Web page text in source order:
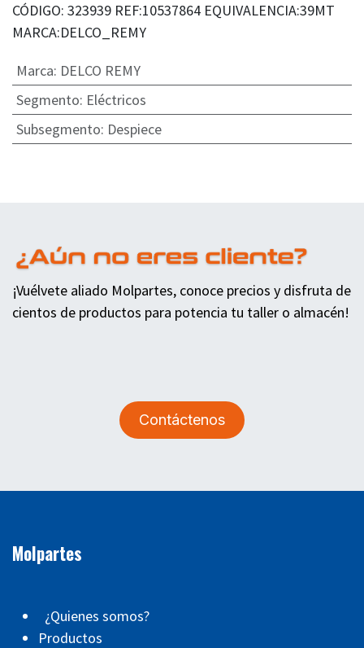
CÓDIGO: 323939 REF:10537864 EQUIVALENCIA:39MT
MARCA:DELCO_REMY
Marca: DELCO REMY
Segmento: Eléctricos
Subsegmento: Despiece
¡Vuélvete aliado Molpartes, conoce precios y disfruta de
cientos de productos para potencia tu taller o almacén!
Contáctenos
Molpartes
¿Quienes somos?
Productos